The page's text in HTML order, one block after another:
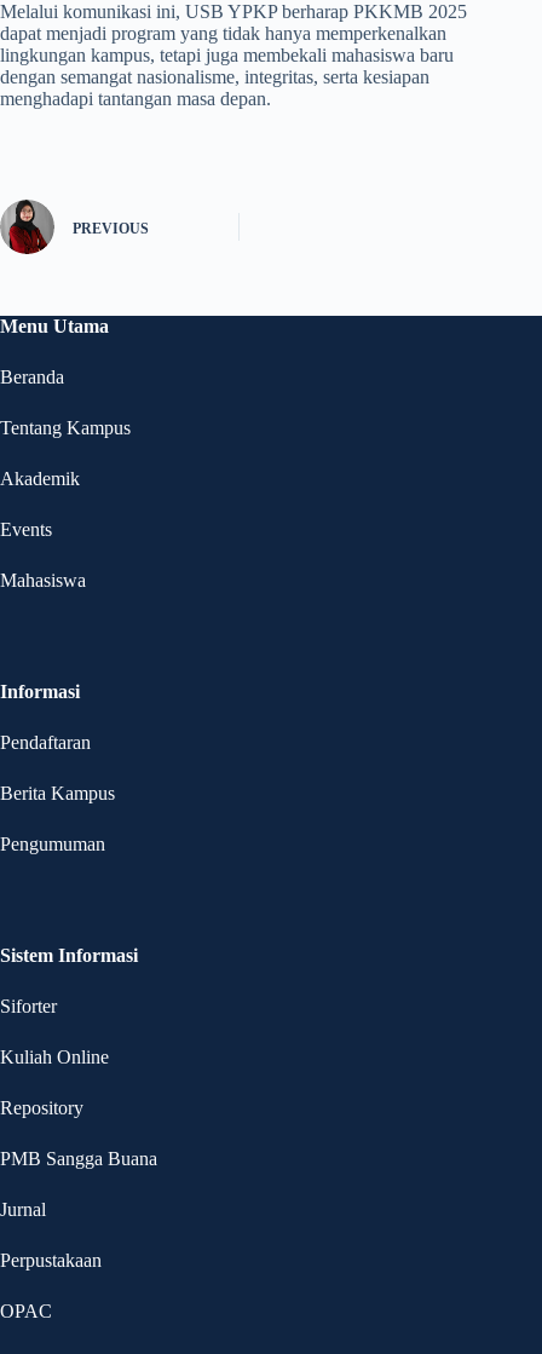
Melalui komunikasi ini, USB YPKP berharap PKKMB 2025
dapat menjadi program yang tidak hanya memperkenalkan
lingkungan kampus, tetapi juga membekali mahasiswa baru
dengan semangat nasionalisme, integritas, serta kesiapan
menghadapi tantangan masa depan.
PREVIOUS
Menu Utama
Beranda
Tentang Kampus
Akademik
Events
Mahasiswa
Informasi
Pendaftaran
Berita Kampus
Pengumuman
Sistem Informasi
Siforter
Kuliah Online
Repository
PMB Sangga Buana
Jurnal
Perpustakaan
OPAC